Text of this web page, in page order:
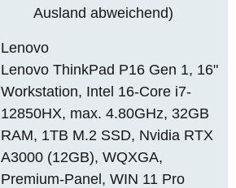
Ausland abweichend)
Lenovo
Lenovo ThinkPad P16 Gen 1, 16"
Workstation, Intel 16-Core i7-
12850HX, max. 4.80GHz, 32GB
RAM, 1TB M.2 SSD, Nvidia RTX
A3000 (12GB), WQXGA,
Premium-Panel, WIN 11 Pro